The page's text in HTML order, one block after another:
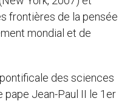
frontières de la pensée
mondial et de
des sciences
Jean-Paul II le 1er